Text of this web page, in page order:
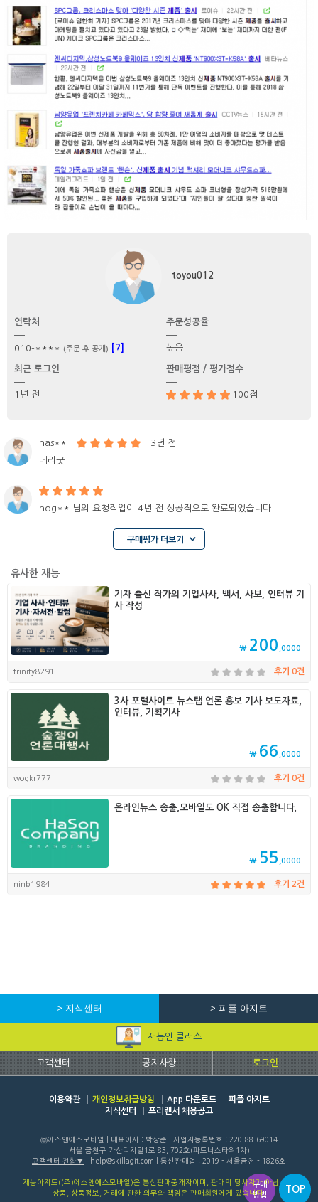
toyou012
연락처
010-**** (주문 후 공개) [?]
주문성공율
높음
최근 로그인
1년 전
판매평점 / 평가점수
100점
nas**
3년 전
베리굿
hog** 님의 요청작업이 4년 전 성공적으로 완료되었습니다.
구매평가 더보기
유사한 재능
기자 출신 작가의 기업사사, 백서, 사보, 인터뷰 기
사 작성
₩ 200 ,0000
trinity8291 후기 0건
3사 포털사이트 뉴스탭 언론 홍보 기사 보도자료,
인터뷰, 기획기사
₩ 66 ,0000
wogkr777 후기 0건
온라인뉴스 송출,모바일도 OK 직접 송출합니다.
₩ 55 ,0000
ninb1984 후기 2건
구매
방법
> 지식센터 > 피플 아지트
재능인 클래스
고객센터 공지사항 로그인
이용약관 개인정보취급방침 App 다운로드
피플 아지트
지식센터
프리랜서 채용공고
㈜에스앤에스모바일 | 대표이사 : 박상준 | 사업자등록번호 : 220-88-69014
서울 금천구 가산디지털1로 83, 702호(파트너스타워1차)
고객센터 전화
| help@skillagit.com | 통신판매업 : 2019 - 서울금천 - 1826호
재능아지트((주)에스앤에스모바일)은 통신판매중개자이며, 판매의 당사자가 아닙니다.
상품, 상품정보, 거래에 관한 의무와 책임은 판매회원에게 있습니다.
TOP